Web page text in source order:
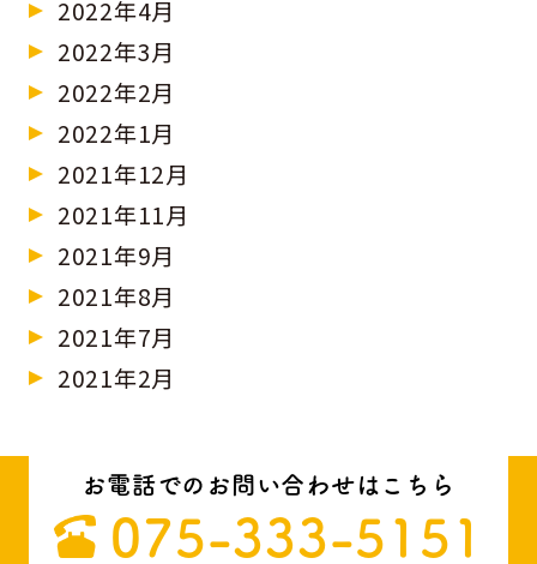
2022年4月
2022年3月
2022年2月
2022年1月
2021年12月
2021年11月
2021年9月
2021年8月
2021年7月
2021年2月
お電話でのお問い合わせはこちら
075-333-5151